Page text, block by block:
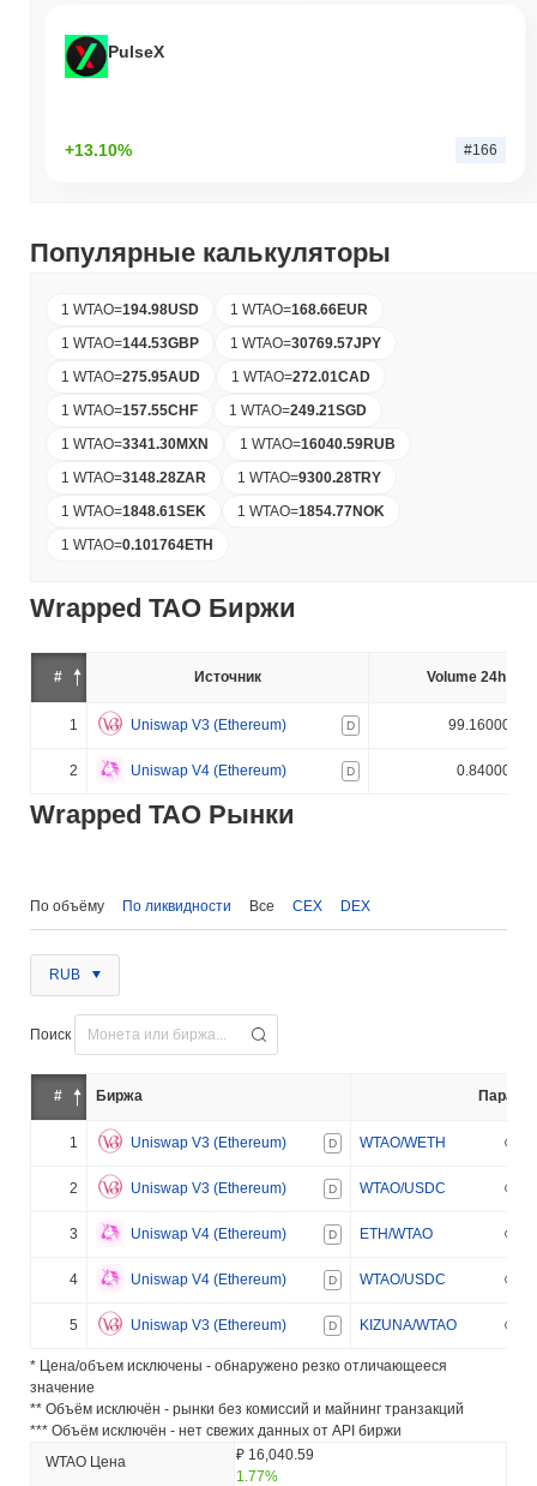
PulseX
+13.10% #166
Популярные калькуляторы
1 WTAO=194.98USD 1 WTAO=168.66EUR
1 WTAO=144.53GBP 1 WTAO=30769.57JPY
1 WTAO=275.95AUD 1 WTAO=272.01CAD
1 WTAO=157.55CHF 1 WTAO=249.21SGD
1 WTAO=3341.30MXN 1 WTAO=16040.59RUB
1 WTAO=3148.28ZAR 1 WTAO=9300.28TRY
1 WTAO=1848.61SEK 1 WTAO=1854.77NOK
1 WTAO=0.101764ETH
Wrapped TAO Биржи
# Источник Volume 24h (%)
1 Uniswap V3 (Ethereum) D 99.160000%
2 Uniswap V4 (Ethereum) D 0.840000%
Wrapped TAO Рынки
По объёму По ликвидности Все CEX DEX
RUB
Поиск
# Биржа Пара
1 Uniswap V3 (Ethereum) D WTAO/WETH
2 Uniswap V3 (Ethereum) D WTAO/USDC
3 Uniswap V4 (Ethereum) D ETH/WTAO
4 Uniswap V4 (Ethereum) D WTAO/USDC
5 Uniswap V3 (Ethereum) D KIZUNA/WTAO
* Цена/объем исключены - обнаружено резко отличающееся
значение
** Объём исключён - рынки без комиссий и майнинг транзакций
*** Объём исключён - нет свежих данных от API биржи
WTAO Цена
₽ 16,040.59
1.77%